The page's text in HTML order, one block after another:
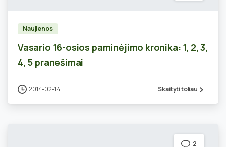
Naujienos
Vasario 16-osios paminėjimo kronika: 1, 2, 3,
4, 5 pranešimai
2014-02-14 Skaityti toliau
2